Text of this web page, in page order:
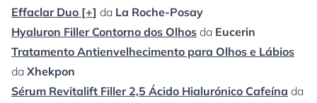
Effaclar Duo [+] da La Roche-Posay
Hyaluron Filler Contorno dos Olhos da Eucerin
Tratamento Antienvelhecimento para Olhos e Lábios
da Xhekpon
Sérum Revitalift Filler 2,5 Ácido Hialurónico Cafeína da